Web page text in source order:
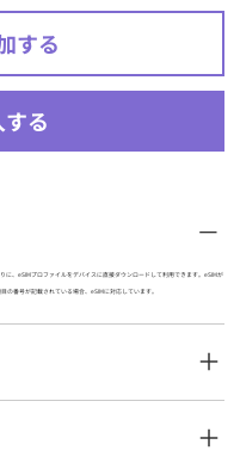
する
る
に、eSIMプロファイルをデバイスに直接ダウンロードして利用できます。eSIMが
の番号が記載されている場合、eSIMに対応しています。